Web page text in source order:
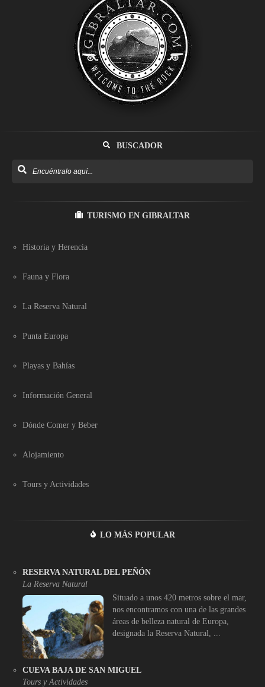
BUSCADOR
TURISMO EN GIBRALTAR
Historia y Herencia
Fauna y Flora
La Reserva Natural
Punta Europa
Playas y Bahías
Información General
Dónde Comer y Beber
Alojamiento
Tours y Actividades
LO MÁS POPULAR
RESERVA NATURAL DEL PEÑÓN
La Reserva Natural
Situado a unos 420 metros sobre el mar,
nos encontramos con una de las grandes
áreas de belleza natural de Europa,
designada la Reserva Natural, ...
CUEVA BAJA DE SAN MIGUEL
Tours y Actividades